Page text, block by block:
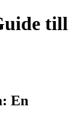
till
En